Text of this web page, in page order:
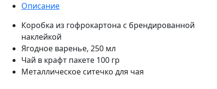
Описание
Коробка из гофрокартона с брендированной
наклейкой
Ягодное варенье, 250 мл
Чай в крафт пакете 100 гр
Металлическое ситечко для чая